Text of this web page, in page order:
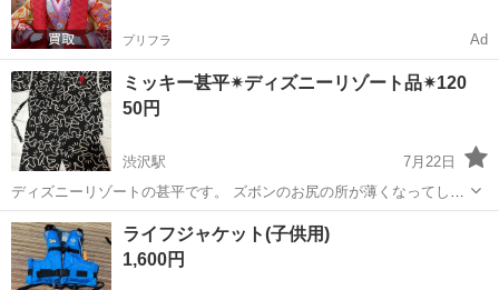
プリフラ Ad
ミッキー甚平✴︎ディズニーリゾート品✴︎120
50円
渋沢駅
7月22日
ディズニーリゾートの甚平です。 ズボンのお尻の所が薄くなってしま
っています💦 ご理解頂ける方にお譲りします。
神奈川 秦野市 渋沢駅 キッズ用品
ライフジャケット(子供用)
1,600円